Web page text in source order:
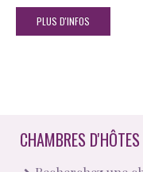
PLUS D'INFOS
CHAMBRES